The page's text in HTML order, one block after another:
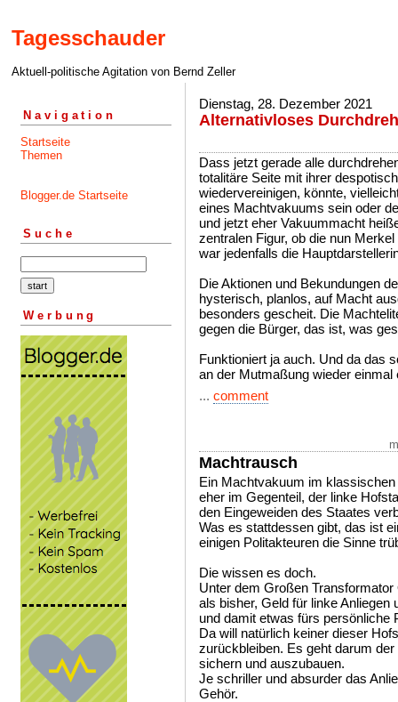
Tagesschauder
Aktuell-politische Agitation von Bernd Zeller
Navigation
Startseite
Themen
Blogger.de Startseite
Suche
Werbung
Dienstag, 28. Dezember 2021
Alternativloses
Dass jetzt gerade alle
totalitäre Seite mit ihrer
wiedervereinigen, könnte,
eines Machtvakuums sein oder
und jetzt eher Vakuummacht
zentralen Figur, ob die nun
war jedenfalls die
Die Aktionen und Bekundungen
hysterisch, planlos, auf Macht
besonders gescheit. Die
gegen die Bürger, das ist, was
Funktioniert ja auch. Und da das
an der Mutmaßung wieder einmal
... comment
Machtrausch
Ein Machtvakuum im
eher im Gegenteil, der linke
den Eingeweiden des Staates
Was es stattdessen gibt, das ist
einigen Politakteuren die Sinne
Die wissen es doch.
Unter dem Großen
als bisher, Geld für linke
und damit etwas fürs persönliche
Da will natürlich keiner dieser
zurückbleiben. Es geht darum
sichern und auszubauen.
Je schriller und absurder das
Gehör.